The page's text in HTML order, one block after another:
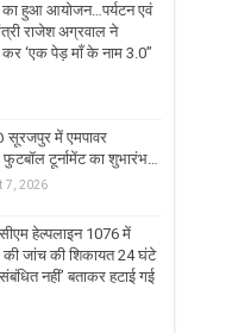
का हुआ आयोजन…पर्यटन एवं
राजेश अग्रवाल ने
कर ‘एक पेड़ माँ के नाम 3.0’’
सूरजपुर में एमपावर
टूर्नामेंट का शुभारंभ…
7, 2026
हेल्पलाइन 1076 में
की जांच की शिकायत 24 घंटे
नहीं’ बताकर हटाई गई